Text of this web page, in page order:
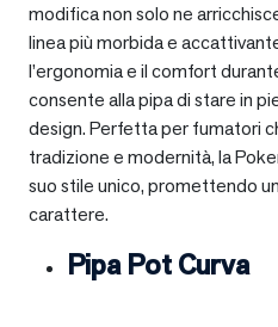
modifica non solo ne
linea più morbida e
l’ergonomia e il comfort
consente alla pipa di stare in
design. Perfetta per fumatori
tradizione e modernità, la
suo stile unico, promettendo
carattere.
Pipa Pot Curva